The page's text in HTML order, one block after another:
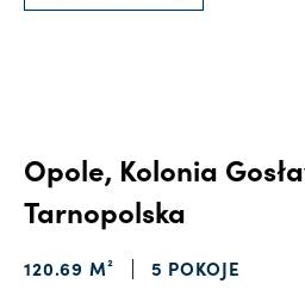
Opole, Kolonia
Tarnopolska
120.69 M² 5 POKOJE